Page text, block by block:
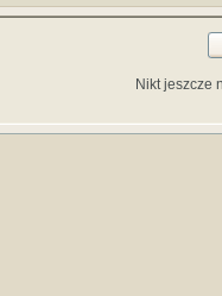
Nikt jeszcze